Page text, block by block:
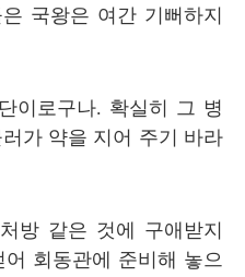
국왕은 여간 기뻐하지
이로구나. 확실히 그 병
가 약을 지어 주기 바라
방 같은 것에 구애받지
회동관에 준비해 놓으